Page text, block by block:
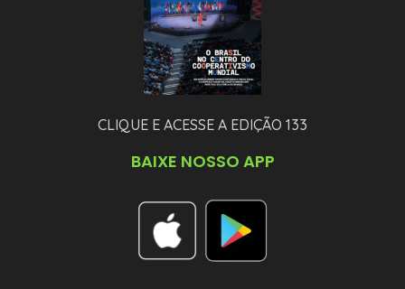
CLIQUE E ACESSE A EDIÇÃO 133
BAIXE NOSSO APP